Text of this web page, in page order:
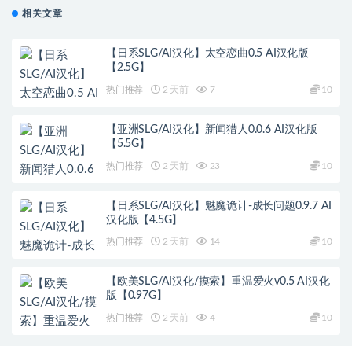
相关文章
【日系SLG/AI汉化】太空恋曲0.5 AI汉化版
【2.5G】
热门推荐 2 天前 7 10
【亚洲SLG/AI汉化】新闻猎人0.0.6 AI汉化版
【5.5G】
热门推荐 2 天前 23 10
【日系SLG/AI汉化】魅魔诡计-成长问题0.9.7 AI
汉化版【4.5G】
热门推荐 2 天前 14 10
【欧美SLG/AI汉化/摸索】重温爱火v0.5 AI汉化
版【0.97G】
热门推荐 2 天前 4 10